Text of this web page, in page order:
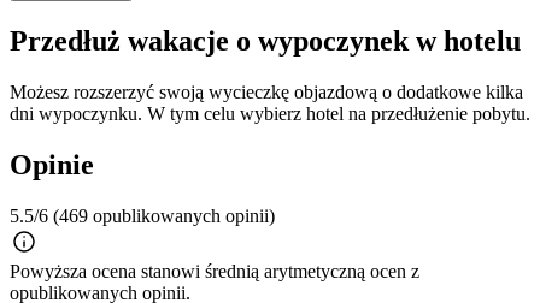
Przedłuż wakacje o wypoczynek w hotelu
Możesz rozszerzyć swoją wycieczkę objazdową o dodatkowe kilka
dni wypoczynku. W tym celu wybierz hotel na przedłużenie pobytu.
Opinie
5.5/6 (469 opublikowanych opinii)
Powyższa ocena stanowi średnią arytmetyczną ocen z
opublikowanych opinii.